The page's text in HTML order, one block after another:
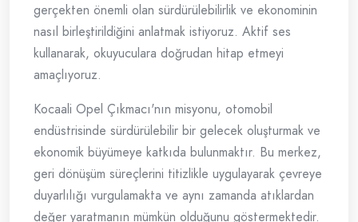
gerçekten önemli olan sürdürülebilirlik ve ekonominin
nasıl birleştirildiğini anlatmak istiyoruz. Aktif ses
kullanarak, okuyuculara doğrudan hitap etmeyi
amaçlıyoruz.
Kocaali Opel Çıkmacı'nın misyonu, otomobil
endüstrisinde sürdürülebilir bir gelecek oluşturmak ve
ekonomik büyümeye katkıda bulunmaktır. Bu merkez,
geri dönüşüm süreçlerini titizlikle uygulayarak çevreye
duyarlılığı vurgulamakta ve aynı zamanda atıklardan
değer yaratmanın mümkün olduğunu göstermektedir.